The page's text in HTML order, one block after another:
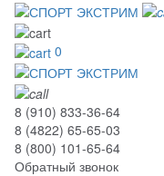
0
8 (910) 833-36-64
8 (4822) 65-65-03
8 (800) 101-65-64
Обратный звонок